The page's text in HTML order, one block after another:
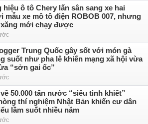
ô tô Chery lấn sân sang xe hai
mẫu xe mô tô điện ROBOB 007, nhưng
mới chạy được
Trung Quốc gây sốt với món gà
suốt như pha lê khiến mạng xã hội vừa
“sởn gai ốc”
50.000 tấn nước “siêu tinh khiết”
thí nghiệm Nhật Bản khiến cư dân
lầm suốt nhiều năm